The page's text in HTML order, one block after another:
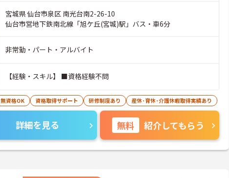
宮城県 仙台市泉区 南光台南2-26-10
仙台市営地下鉄南北線「旭ケ丘(宮城)駅」バス・車6分
非常勤・パート・アルバイト
【経験・スキル】 ■資格経験不問
無資格OK 資格取得サポート 研修制度あり 産休･育休･介護休暇取得実績あり
詳細を見る 無料 紹介してもらう